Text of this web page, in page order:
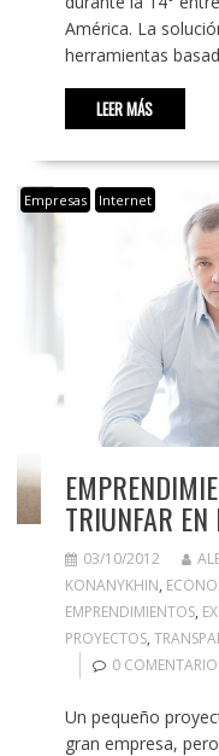
América. La
herramientas
LEER MÁS
Empresas Internet
TRIUNFAR
03/10/2012
KONANYKHIN,
EMPRENDIMIENTOS,
PROYECTOS,
0
Un pequeño
gran empresa,